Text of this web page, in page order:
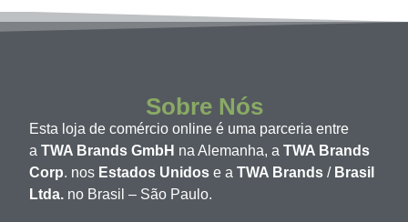
Sobre Nós
Esta loja de comércio online é uma parceria entre
aTWA Brands GmbH na Alemanha, aTWA Brands
Corp. nos Estados Unidos e a TWA Brands / Brasil
Ltda. no Brasil – São Paulo.